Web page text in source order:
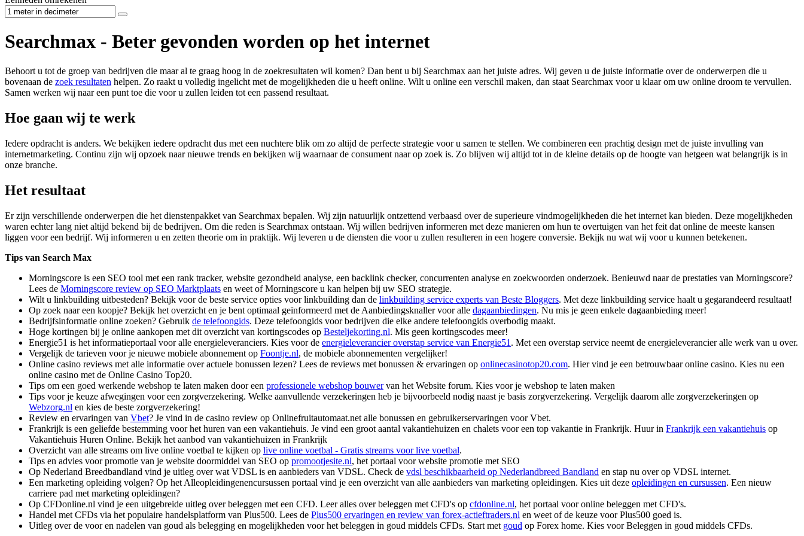
Searchmax - Beter gevonden worden op het internet
Behoort u tot de groep van bedrijven die maar al te graag hoog in de zoekresultaten wil komen? Dan bent u bij Searchmax aan het juiste adres. Wij geven u de juiste informatie over de onderwerpen die u
bovenaan de zoek resultaten helpen. Zo raakt u volledig ingelicht met de mogelijkheden die u heeft online. Wilt u online een verschil maken, dan staat Searchmax voor u klaar om uw online droom te vervullen.
Samen werken wij naar een punt toe die voor u zullen leiden tot een passend resultaat.
Hoe gaan wij te werk
Iedere opdracht is anders. We bekijken iedere opdracht dus met een nuchtere blik om zo altijd de perfecte strategie voor u samen te stellen. We combineren een prachtig design met de juiste invulling van
internetmarketing. Continu zijn wij opzoek naar nieuwe trends en bekijken wij waarnaar de consument naar op zoek is. Zo blijven wij altijd tot in de kleine details op de hoogte van hetgeen wat belangrijk is in
onze branche.
Het resultaat
Er zijn verschillende onderwerpen die het dienstenpakket van Searchmax bepalen. Wij zijn natuurlijk ontzettend verbaasd over de superieure vindmogelijkheden die het internet kan bieden. Deze mogelijkheden
waren echter lang niet altijd bekend bij de bedrijven. Om die reden is Searchmax ontstaan. Wij willen bedrijven informeren met deze manieren om hun te overtuigen van het feit dat online de meeste kansen
liggen voor een bedrijf. Wij informeren u en zetten theorie om in praktijk. Wij leveren u de diensten die voor u zullen resulteren in een hogere conversie. Bekijk nu wat wij voor u kunnen betekenen.
Tips van Search Max
Morningscore is een SEO tool met een rank tracker, website gezondheid analyse, een backlink checker, concurrenten analyse en zoekwoorden onderzoek. Benieuwd naar de prestaties van Morningscore?
Lees de Morningscore review op SEO Marktplaats en weet of Morningscore u kan helpen bij uw SEO strategie.
Wilt u linkbuilding uitbesteden? Bekijk voor de beste service opties voor linkbuilding dan de linkbuilding service experts van Beste Bloggers. Met deze linkbuilding service haalt u gegarandeerd resultaat!
Op zoek naar een koopje? Bekijk het overzicht en je bent optimaal geïnformeerd met de Aanbiedingsknaller voor alle dagaanbiedingen. Nu mis je geen enkele dagaanbieding meer!
Bedrijfsinformatie online zoeken? Gebruik de telefoongids. Deze telefoongids voor bedrijven die elke andere telefoongids overbodig maakt.
Hoge kortingen bij je online aankopen met dit overzicht van kortingscodes op Besteljekorting.nl. Mis geen kortingscodes meer!
Energie51 is het informatieportaal voor alle energieleveranciers. Kies voor de energieleverancier overstap service van Energie51 . Met een overstap service neemt de energieleverancier alle werk van u over.
Vergelijk de tarieven voor je nieuwe mobiele abonnement op Foontje.nl, de mobiele abonnementen vergelijker!
Online casino reviews met alle informatie over actuele bonussen lezen? Lees de reviews met bonussen & ervaringen op onlinecasinotop20.com. Hier vind je een betrouwbaar online casino. Kies nu een
online casino met de Online Casino Top20.
Tips om een goed werkende webshop te laten maken door een professionele webshop bouwervan het Website forum. Kies voor je webshop te laten maken
Tips voor je keuze afwegingen voor een zorgverzekering. Welke aanvullende verzekeringen heb je bijvoorbeeld nodig naast je basis zorgverzekering. Vergelijk daarom alle zorgverzekeringen op
Webzorg.nl en kies de beste zorgverzekering!
Review en ervaringen van Vbet? Je vind in de casino review op Onlinefruitautomaat.net alle bonussen en gebruikerservaringen voor Vbet.
Frankrijk is een geliefde bestemming voor het huren van een vakantiehuis. Je vind een groot aantal vakantiehuizen en chalets voor een top vakantie in Frankrijk. Huur in Frankrijk een vakantiehuis op
Vakantiehuis Huren Online. Bekijk het aanbod van vakantiehuizen in Frankrijk
Overzicht van alle streams om live online voetbal te kijken op live online voetbal - Gratis streams voor live voetbal.
Tips en advies voor promotie van je website doormiddel van SEO op promootjesite.nl, het portaal voor website promotie met SEO
Op Nederland Breedbandland vind je uitleg over wat VDSL is en aanbieders van VDSL. Check de vdsl beschikbaarheid op Nederlandbreed Bandland en stap nu over op VDSL internet.
Een marketing opleiding volgen? Op het Alleopleidingenencursussen portaal vind je een overzicht van alle aanbieders van marketing opleidingen. Kies uit deze opleidingen en cursussen. Een nieuw
carriere pad met marketing opleidingen?
Op CFDonline.nl vind je een uitgebreide uitleg over beleggen met een CFD. Leer alles over beleggen met CFD's op cfdonline.nl, het portaal voor online beleggen met CFD's.
Handel met CFDs via het populaire handelsplatform van Plus500. Lees de Plus500 ervaringen en review van forex-actieftraders.nl en weet of de keuze voor Plus500 goed is.
Uitleg over de voor en nadelen van goud als belegging en mogelijkheden voor het beleggen in goud middels CFDs. Start met goud op Forex home. Kies voor Beleggen in goud middels CFDs.